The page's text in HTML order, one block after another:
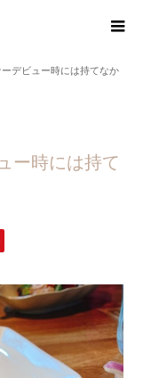
ーデビュー時には持てなか
ー時には持て